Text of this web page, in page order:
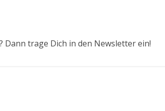
Dann trage Dich in den Newsletter ein!